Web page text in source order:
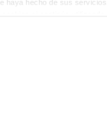
haya hecho de sus